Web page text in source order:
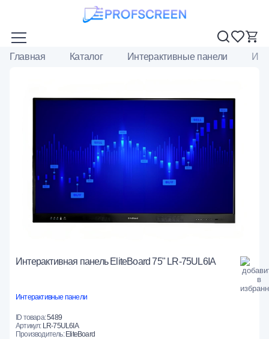
Главная Каталог Интерактивные панели
Интерактивная панель EliteBoard 75" LR-75UL6IA
Интерактивные панели
ID товара:5489
Артикул: LR-75UL6IA
Производитель:EliteBoard